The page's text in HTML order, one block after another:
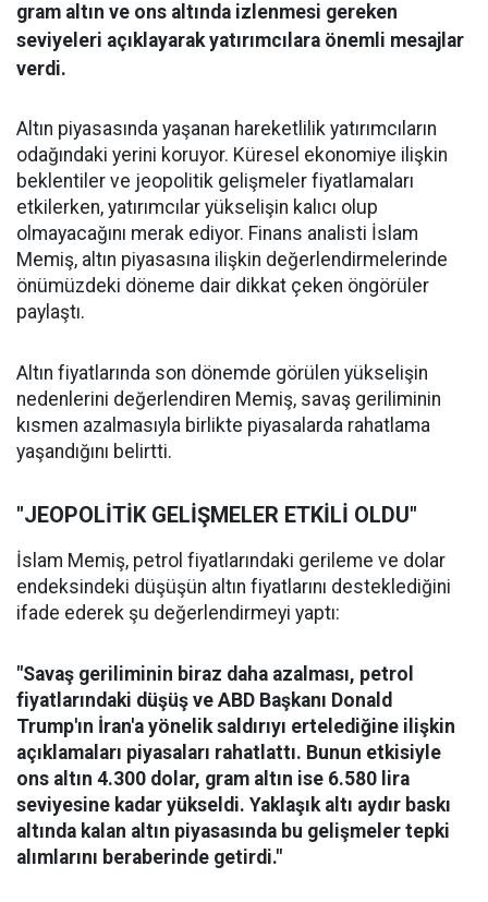
gram altın ve ons altında izlenmesi gereken
seviyeleri açıklayarak yatırımcılara önemli mesajlar
verdi.
Altın piyasasında yaşanan hareketlilik yatırımcıların
odağındaki yerini koruyor. Küresel ekonomiye ilişkin
beklentiler ve jeopolitik gelişmeler fiyatlamaları
etkilerken, yatırımcılar yükselişin kalıcı olup
olmayacağını merak ediyor. Finans analisti İslam
Memiş, altın piyasasına ilişkin değerlendirmelerinde
önümüzdeki döneme dair dikkat çeken öngörüler
paylaştı.
Altın fiyatlarında son dönemde görülen yükselişin
nedenlerini değerlendiren Memiş, savaş geriliminin
kısmen azalmasıyla birlikte piyasalarda rahatlama
yaşandığını belirtti.
"JEOPOLİTİK GELİŞMELER ETKİLİ OLDU"
İslam Memiş, petrol fiyatlarındaki gerileme ve dolar
endeksindeki düşüşün altın fiyatlarını desteklediğini
ifade ederek şu değerlendirmeyi yaptı:
"Savaş geriliminin biraz daha azalması, petrol
fiyatlarındaki düşüş ve ABD Başkanı Donald
Trump'ın İran'a yönelik saldırıyı ertelediğine ilişkin
açıklamaları piyasaları rahatlattı. Bunun etkisiyle
ons altın 4.300 dolar, gram altın ise 6.580 lira
seviyesine kadar yükseldi. Yaklaşık altı aydır baskı
altında kalan altın piyasasında bu gelişmeler tepki
alımlarını beraberinde getirdi."